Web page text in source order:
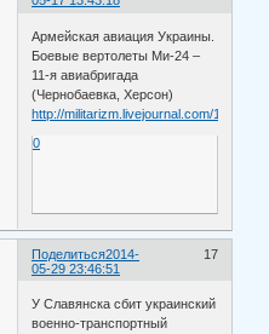
Армейская авиация Украины.
Боевые вертолеты Ми-24 –
11-я авиабригада
(Чернобаевка, Херсон)
http://militarizm.livejournal.com/
0
Поделиться 17
2014-
05-29 23:46:51
У Славянска сбит украинский
военно-транспортный